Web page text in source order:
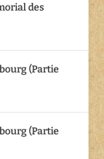
des
(Partie
(Partie